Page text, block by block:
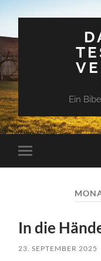
Ein
Mobile-
Menü
In die
23. SEPTEMBER 2025